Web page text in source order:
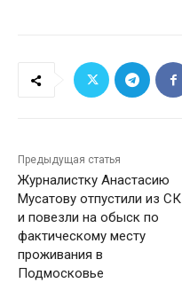
Предыдущая статья
Журналистку Анастасию
Мусатову отпустили из СК
и повезли на обыск по
фактическому месту
проживания в
Подмосковье